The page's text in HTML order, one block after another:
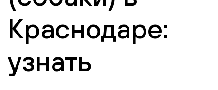
Краснодаре:
узнать